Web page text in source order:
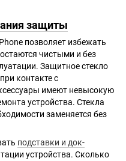
защиты
позволяет избежать
чистыми и без
Защитное стекло
контакте с
имеют невысокую
устройства. Стекла
заменяется без
подставки и док-
устройства. Сколько